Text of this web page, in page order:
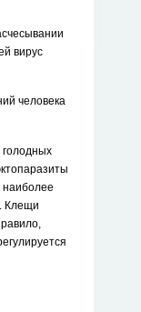
вирус
человека
наиболее
Клещи